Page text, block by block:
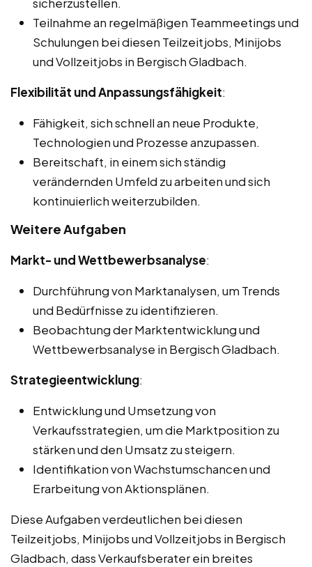
Teilnahme an regelmäßigen Teammeetings und
Schulungen bei diesen Teilzeitjobs, Minijobs
und Vollzeitjobs in Bergisch Gladbach.
Flexibilität und Anpassungsfähigkeit:
Fähigkeit, sich schnell an neue Produkte,
Technologien und Prozesse anzupassen.
Bereitschaft, in einem sich ständig
verändernden Umfeld zu arbeiten und sich
kontinuierlich weiterzubilden.
Weitere Aufgaben
Markt- und Wettbewerbsanalyse:
Durchführung von Marktanalysen, um Trends
und Bedürfnisse zu identifizieren.
Beobachtung der Marktentwicklung und
Wettbewerbsanalyse in Bergisch Gladbach.
Strategieentwicklung:
Entwicklung und Umsetzung von
Verkaufsstrategien, um die Marktposition zu
stärken und den Umsatz zu steigern.
Identifikation von Wachstumschancen und
Erarbeitung von Aktionsplänen.
Diese Aufgaben verdeutlichen bei diesen
Teilzeitjobs, Minijobs und Vollzeitjobs in Bergisch
Gladbach, dass Verkaufsberater ein breites